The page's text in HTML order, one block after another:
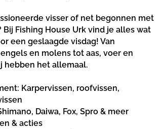
visser of net begonnen met
Fishing House Urk vind je alles wat
een geslaagde visdag! Van
en molens tot aas, voer en
hebben het allemaal.
Karpervissen, roofvissen,
Daiwa, Fox, Spro & meer
& acties